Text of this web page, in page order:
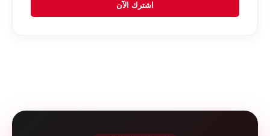
اشترك الآن